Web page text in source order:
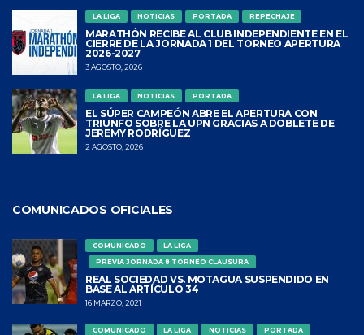
LA LIGA NOTICIAS PORTADA REPECHAJE
MARATHÓN RECIBE AL CLUB INDEPENDIENTE EN EL
CIERRE DE LA JORNADA 1 DEL TORNEO APERTURA
2026-2027
3 AGOSTO, 2026
LA LIGA NOTICIAS PORTADA
EL SÚPER CAMPEÓN ABRE EL APERTURA CON
TRIUNFO SOBRE LA UPN GRACIAS A DOBLETE DE
JEREMY RODRÍGUEZ
2 AGOSTO, 2026
COMUNICADOS OFICIALES
COMUNICADO
LA LIGA
PREVIA JORNADA 8 TORNEO CLAUSURA
REAL SOCIEDAD VS. MOTAGUA SUSPENDIDO EN
BASE AL ARTÍCULO 34
16 MARZO, 2021
COMUNICADO LA LIGA NOTICIAS
PORTADA